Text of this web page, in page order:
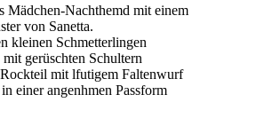
Mädchen-Nachthemd mit einem
von Sanetta.
kleinen Schmetterlingen
gerüschten Schultern
Rockteil mit lfutigem Faltenwurf
einer angenhmen Passform